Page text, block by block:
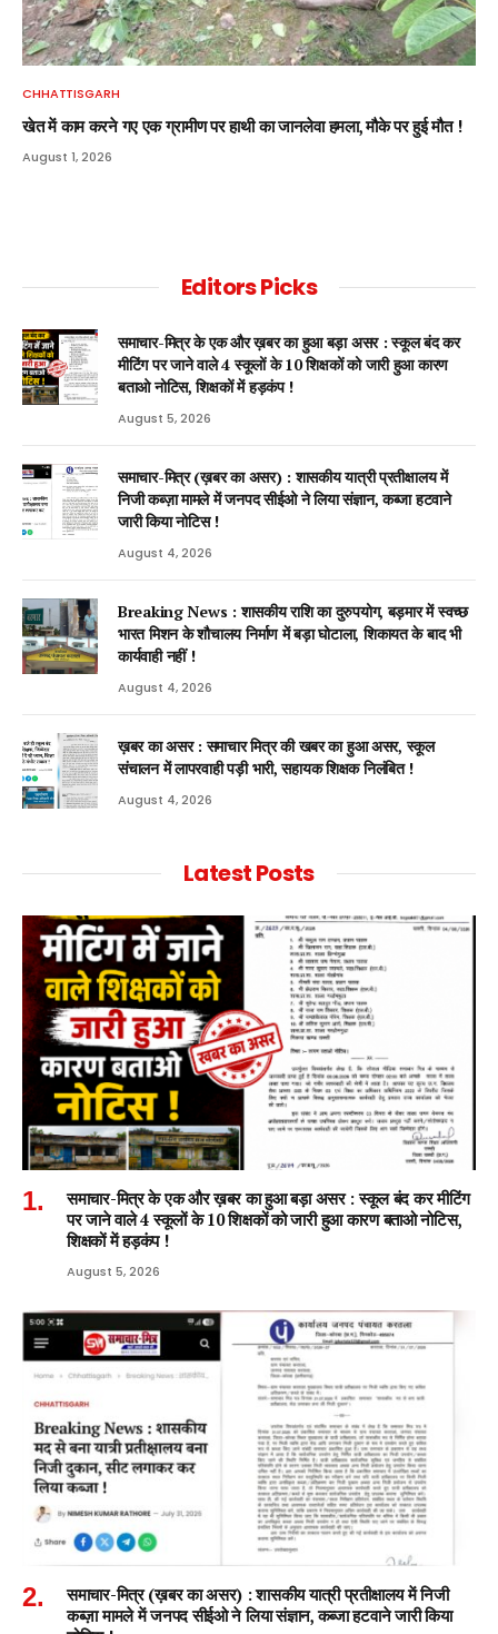
CHHATTISGARH
खेत में काम करने गए एक ग्रामीण पर हाथी का जानलेवा हमला, मौके पर हुई मौत !
August 1, 2026
Editors Picks
समाचार-मित्र के एक और ख़बर का हुआ बड़ा असर : स्कूल बंद कर
मीटिंग पर जाने वाले 4 स्कूलों के 10 शिक्षकों को जारी हुआ कारण
बताओ नोटिस, शिक्षकों में हड़कंप !
August 5, 2026
समाचार-मित्र (ख़बर का असर) : शासकीय यात्री प्रतीक्षालय में
निजी कब्ज़ा मामले में जनपद सीईओ ने लिया संज्ञान, कब्जा हटवाने
जारी किया नोटिस !
August 4, 2026
Breaking News : शासकीय राशि का दुरुपयोग, बड़मार में स्वच्छ
भारत मिशन के शौचालय निर्माण में बड़ा घोटाला, शिकायत के बाद भी
कार्यवाही नहीं !
August 4, 2026
ख़बर का असर : समाचार मित्र की खबर का हुआ असर, स्कूल
संचालन में लापरवाही पड़ी भारी, सहायक शिक्षक निलंबित !
August 4, 2026
Latest Posts
समाचार-मित्र के एक और ख़बर का हुआ बड़ा असर : स्कूल बंद कर मीटिंग
पर जाने वाले 4 स्कूलों के 10 शिक्षकों को जारी हुआ कारण बताओ नोटिस,
शिक्षकों में हड़कंप !
August 5, 2026
समाचार-मित्र (ख़बर का असर) : शासकीय यात्री प्रतीक्षालय में निजी
कब्ज़ा मामले में जनपद सीईओ ने लिया संज्ञान, कब्जा हटवाने जारी किया